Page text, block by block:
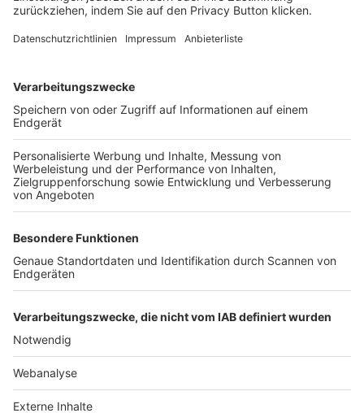
FOLGE DEM BFV
TOP-VEREINE
TOP-PARTNER
Nutzungsbedingungen Datenschutz Impressum